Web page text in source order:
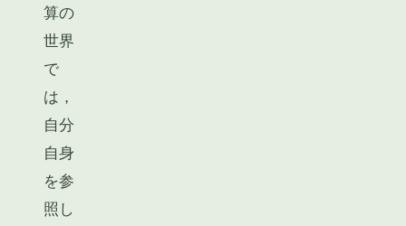
算の
世界
で
は，
自分
自身
を参
照し